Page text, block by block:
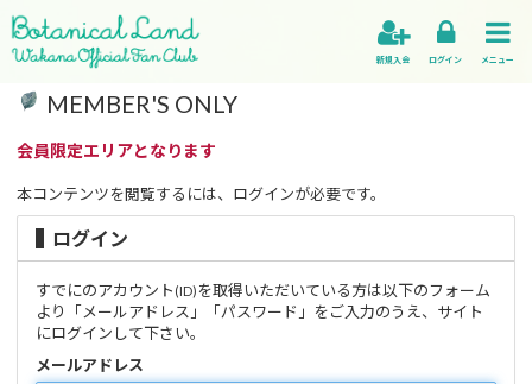
新規入会 ログイン メニュー
MEMBER'S ONLY
会員限定エリアとなります
本コンテンツを閲覧するには、ログインが必要です。
ログイン
すでにのアカウント (ID) を取得いただいている方は以下のフォーム
より「メールアドレス」「パスワード」をご入力のうえ、サイト
にログインして下さい。
メールアドレス